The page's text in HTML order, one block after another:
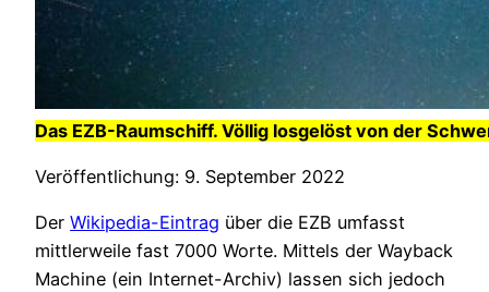
Das EZB-Raumschiff. Völlig losgelöst von der
Veröffentlichung: 9. September 2022
Der Wikipedia-Eintrag über die EZB umfasst
mittlerweile fast 7000 Worte. Mittels der Wayback
Machine (ein Internet-Archiv) lassen sich jedoch